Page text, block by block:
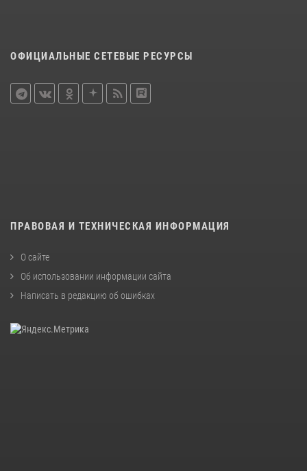
ОФИЦИАЛЬНЫЕ СЕТЕВЫЕ РЕСУРСЫ
ПРАВОВАЯ И ТЕХНИЧЕСКАЯ ИНФОРМАЦИЯ
О сайте
Об использовании информации сайта
Написать в редакцию об ошибках